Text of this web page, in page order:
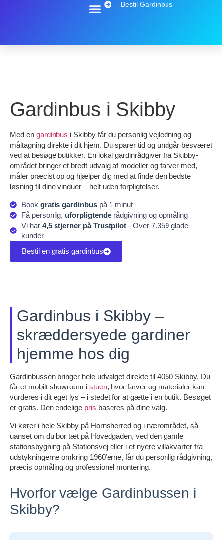
Bestil Gardinbus
Gardinbus i Skibby
Med en gardinbus i Skibby får du personlig vejledning og
måltagning direkte i dit hjem. Du sparer tid og undgår besværet
ved at besøge butikker. En lokal gardinrådgiver fra Skibby-
området bringer et bredt udvalg af modeller og farver med,
måler præcist op og hjælper dig med at finde den bedste
løsning til dine vinduer – helt uden forpligtelser.
Book gratis gardinbuspå 1 minut
Få personlig, uforpligtenderådgivning og opmåling
Vi har 4,5 stjerner på Trustpilot- Over 7.359 glade
kunder
Bestil en gratis gardinbus
Gardinbus i Skibby –
skræddersyede gardiner
hjemme hos dig
Gardinbussen bringer hele udvalget direkte til 4050 Skibby. Du
får et mobilt showroom i stuen, hvor farver og materialer kan
vurderes i dit eget lys – i stedet for at gætte i en butik. Besøget
er gratis. Den endelige pris baseres på dine valg.
Vi kører i hele Skibby på Hornsherred og i nærområdet, så
uanset om du bor tæt på Hovedgaden, ved den gamle
stationsbygning på Stationsvej eller i et nyere villakvarter fra
udstykningerne omkring 1960’erne, får du personlig rådgivning,
præcis opmåling og professionel montering.
Hvorfor vælge Gardinbussen i
Skibby?